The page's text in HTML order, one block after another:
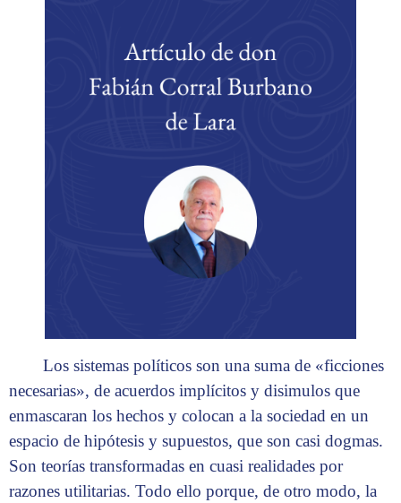
Los sistemas políticos son una suma de «ficciones
necesarias», de acuerdos implícitos y disimulos que
enmascaran los hechos y colocan a la sociedad en un
espacio de hipótesis y supuestos, que son casi dogmas.
Son teorías transformadas en cuasi realidades por
razones utilitarias. Todo ello porque, de otro modo, la